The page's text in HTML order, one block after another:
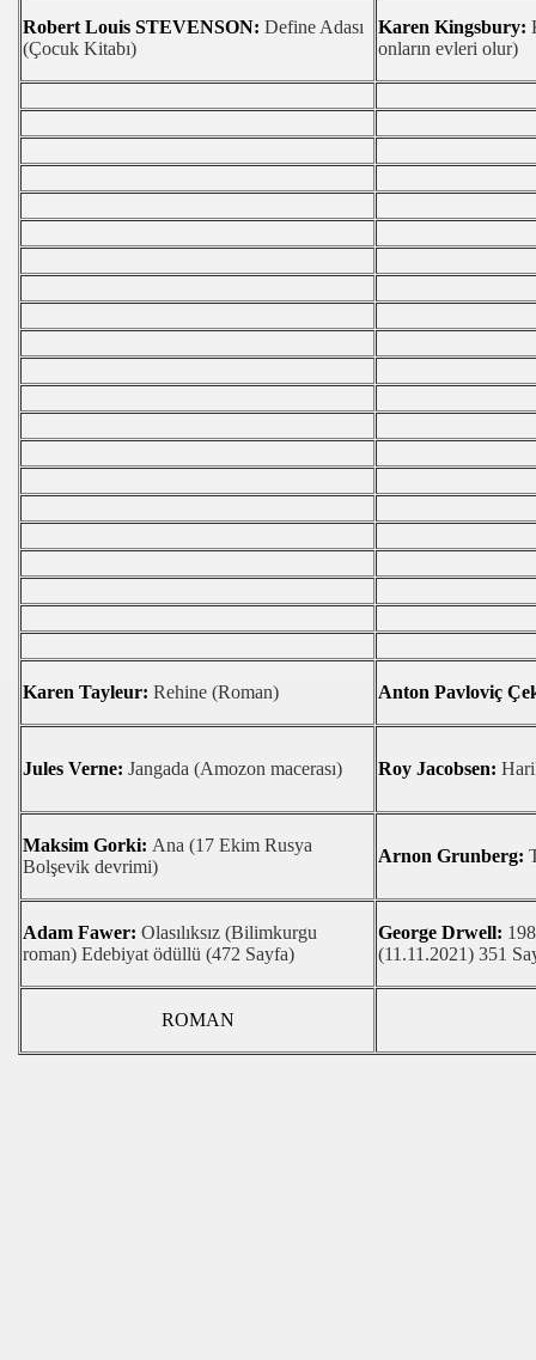
Robert Louis STEVENSON: Define Adası
(Çocuk Kitabı)
Karen Kingsbury:
onların evleri olur)
Karen Tayleur: Rehine (Roman) Anton Pavloviç
Jules Verne: Jangada (Amozon macerası) Roy Jacobsen:
Maksim Gorki: Ana (17 Ekim Rusya
Bolşevik devrimi)
Arnon Grunberg:
Adam Fawer: Olasılıksız (Bilimkurgu
roman) Edebiyat ödüllü (472 Sayfa)
George Drwell:
(11.11.2021) 351
ROMAN
UĞURLADILAR
BASINLA BULUŞTU
ÇIKTI
OKUMASIN MI?
DOYDU
LİSESİ ÇEK CUMHURİYETİ'DESAL
BİLGİLENDİRDİ
TAŞTI